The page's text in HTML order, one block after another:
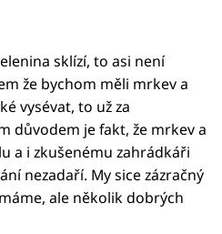
sklízí, to asi není
že bychom měli mrkev a
vysévat, to už za
důvodem je fakt, že mrkev a
a i zkušenému zahrádkáři
nezadaří. My sice zázračný
ale několik dobrých